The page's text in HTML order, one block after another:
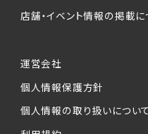
店舗・イベント情報の掲載に
運営会社
個人情報保護方針
個人情報の取り扱いについて